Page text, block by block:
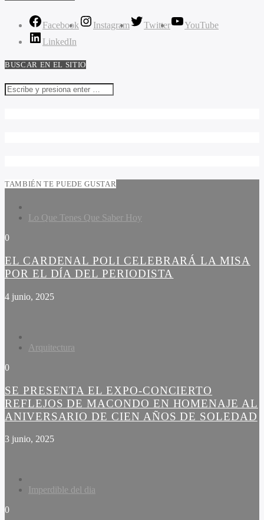
Facebook Instagram Twitter
YouTube
LinkedIn
BUSCAR EN EL SITIO
TAMBIÉN TE PUEDE GUSTAR
Lo Que Tenes Que Saber Hoy
0
EL CARDENAL POLI CELEBRARÁ LA MISA
POR EL DÍA DEL PERIODISTA
4 junio, 2025
Arquitectura
0
SE PRESENTA EL EXPO-CONCIERTO
REFLEJOS DE MACONDO EN HOMENAJE AL
ANIVERSARIO DE CIEN AÑOS DE SOLEDAD
3 junio, 2025
Imperdible del dia
0